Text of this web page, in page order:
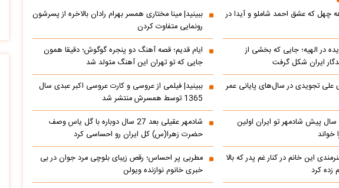
چهل که عشق احمد شاملو و آیدا در
ببینید| مینا مختاری همسر بهرام رادان بالاخره از پسرشون
رونمایی متفاوت کردن
در الهیه؛ جایی که بخشی از
ایران شکل گرفت
ایام قدیم؛ قصه آهنگ دو پنجره گوگوش؛ دقیقا همون
جایی که تو تهران این آهنگ متولد شد
علی تجویدی در سال‌های پایانی عمر
ببینید| فیلمی از عروسی و کارت عروسی اکبر عبدی سال
1365 توسط همسرش منتشر شد
ببینید| کنسرت 27 سال پیش شادمهر تو ایران اولین
خواند
شادمهر عقیلی بعد 27 سال دوباره با گل یاس وصف
حضرت زهرا(س) کل ایران رو احساسی کرد
این خانم در کنار غم پدر که بالا
زده کرد
مطربی پر احساس؛ رقص زیبای بلوچی مرد جوان در بی
خبری خانوم نوازنده ویولن